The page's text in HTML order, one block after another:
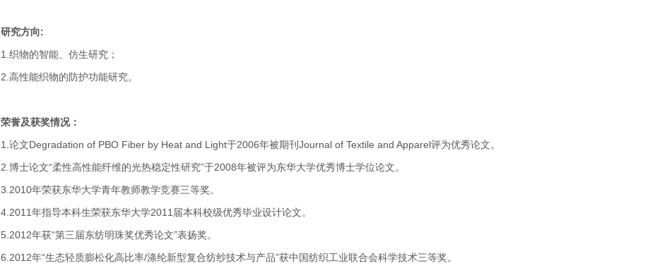
研究方向:
1. 织物的智能、仿生研究；
2. 高性能织物的防护功能研究。
荣誉及获奖情况：
1. 论文Degradation of PBO Fiber by Heat and Light于2006年被期刊Journal of Textile and Apparel评为优秀论文。
2. 博士论文“柔性高性能纤维的光热稳定性研究”于2008年被评为东华大学优秀博士学位论文。
3.2010年荣获东华大学青年教师教学竞赛三等奖。
4.2011年指导本科生荣获东华大学2011 届本科校级优秀毕业设计论文。
5.2012年获“第三届东纺明珠奖优秀论文”表扬奖。
6.2012年“生态轻质膨松化高比率/涤纶新型复合纺纱技术与产品”获中国纺织工业联合会科学技术三等奖。